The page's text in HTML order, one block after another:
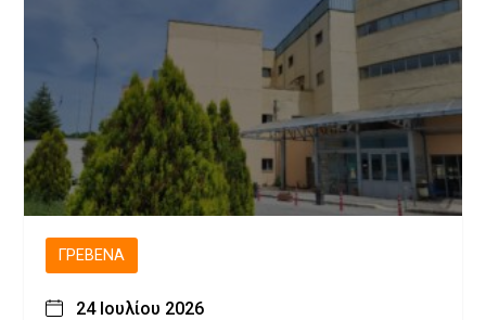
ΓΡΕΒΕΝΆ
24 Ιουλίου 2026